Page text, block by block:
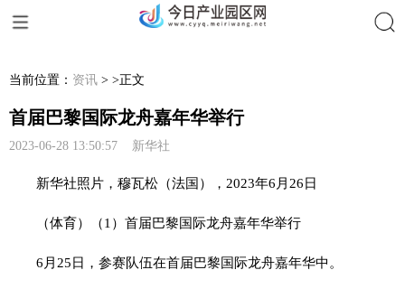
当前位置： 资讯 > >正文
首届巴黎国际龙舟嘉年华举行
2023-06-28 13:50:57 新华社
新华社照片，穆瓦松（法国），2023年6月26日
（体育）（1）首届巴黎国际龙舟嘉年华举行
6月25日，参赛队伍在首届巴黎国际龙舟嘉年华中。